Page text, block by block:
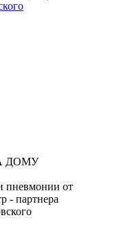
ДОМУ
пневмонии от
- партнера